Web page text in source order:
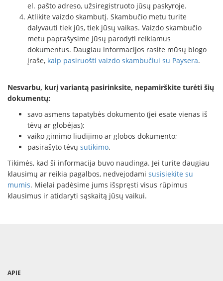
el. pašto adreso, užsiregistruoto jūsų paskyroje.
Atlikite vaizdo skambutį. Skambučio metu turite
dalyvauti tiek jūs, tiek jūsų vaikas. Vaizdo skambučio
metu paprašysime jūsų parodyti reikiamus
dokumentus. Daugiau informacijos rasite mūsų blogo
įraše, kaip pasiruošti vaizdo skambučiui su Paysera.
Nesvarbu, kurį variantą pasirinksite, nepamirškite turėti šių
dokumentų:
savo asmens tapatybės dokumento (jei esate vienas iš
tėvų ar globėjas);
vaiko gimimo liudijimo ar globos dokumento;
pasirašyto tėvų sutikimo.
Tikimės, kad ši informacija buvo naudinga. Jei turite daugiau
klausimų ar reikia pagalbos, nedvejodami susisiekite su
mumis. Mielai padėsime jums išspręsti visus rūpimus
klausimus ir atidaryti sąskaitą jūsų vaikui.
APIE